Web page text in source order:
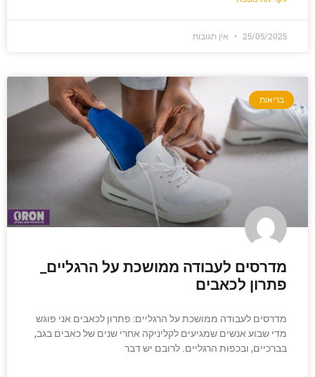
25/05/2025 אין תגובות
בריאות
מדרסים לעבודה ממושכת על הרגליים_
פתרון לכאבים
מדרסים לעבודה ממושכת על הרגליים: פתרון לכאבים אני פוגש
מדי שבוע אנשים שמגיעים לקליניקה אחרי שנים של כאבים בגב,
בברכיים, ובכפות הרגליים. לרובם יש דבר